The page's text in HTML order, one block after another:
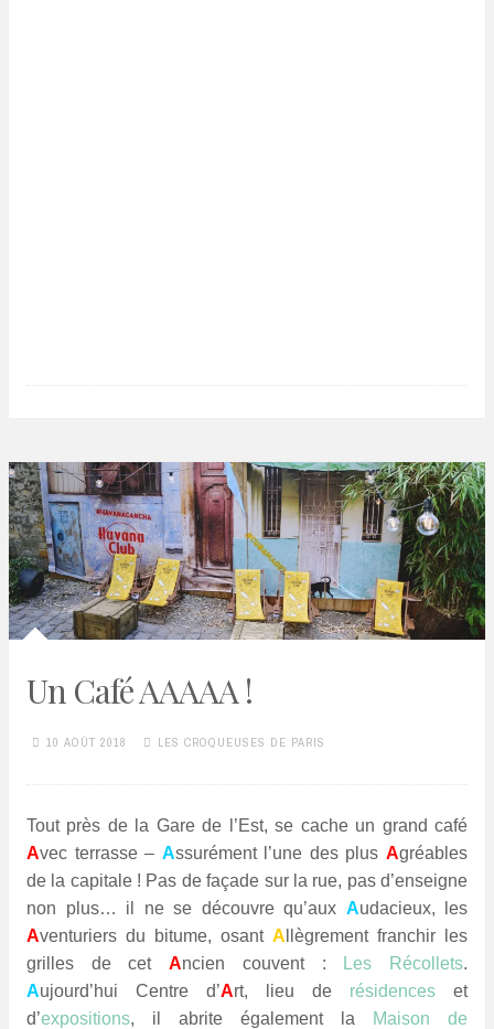
Un Café AAAAA !
10 AOÛT 2018 LES CROQUEUSES DE PARIS
Tout près de la Gare de l’Est, se cache un grand café
Avec terrasse – Assurément l’une des plusAgréables
de la capitale ! Pas de façade sur la rue, pas d’enseigne
non plus… il ne se découvre qu’aux Audacieux, les
Aventuriers du bitume, osant A llègrement franchir les
grilles de cetAncien couvent : Les Récollets.
Aujourd’hui Centre d’Art, lieu de résidences et
d’expositions, il abrite également la
Maison de